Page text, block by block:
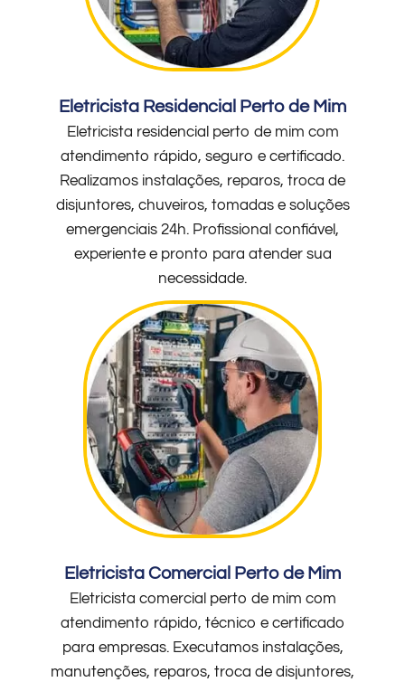
Eletricista Residencial Perto de Mim
Eletricista residencial perto de mim com
atendimento rápido, seguro e certificado.
Realizamos instalações, reparos, troca de
disjuntores, chuveiros, tomadas e soluções
emergenciais 24h. Profissional confiável,
experiente e pronto para atender sua
necessidade.
Eletricista Comercial Perto de Mim
Eletricista comercial perto de mim com
atendimento rápido, técnico e certificado
para empresas. Executamos instalações,
manutenções, reparos, troca de disjuntores,